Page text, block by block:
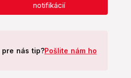
notifikácií
pre nás tip?Pošlite nám ho